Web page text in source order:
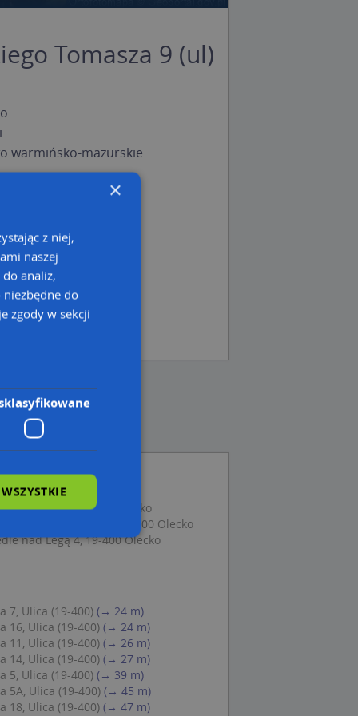
Tomasza 9 (ul)
warmińsko-mazurskie
LEGĄ 5/22, 19-400 Olecko
Kolejowa 21, 19-400 Olecko
nad Legą 4, 19-400 Olecko
7, Ulica (19-400) (→ 24 m)
16, Ulica (19-400) (→ 24 m)
11, Ulica (19-400) (→ 26 m)
14, Ulica (19-400) (→ 27 m)
5, Ulica (19-400) (→ 39 m)
5A, Ulica (19-400) (→ 45 m)
18, Ulica (19-400) (→ 47 m)
×
z niej,
naszej
analiz,
do
zgody w sekcji
użytkownika i
Script.com
zgody